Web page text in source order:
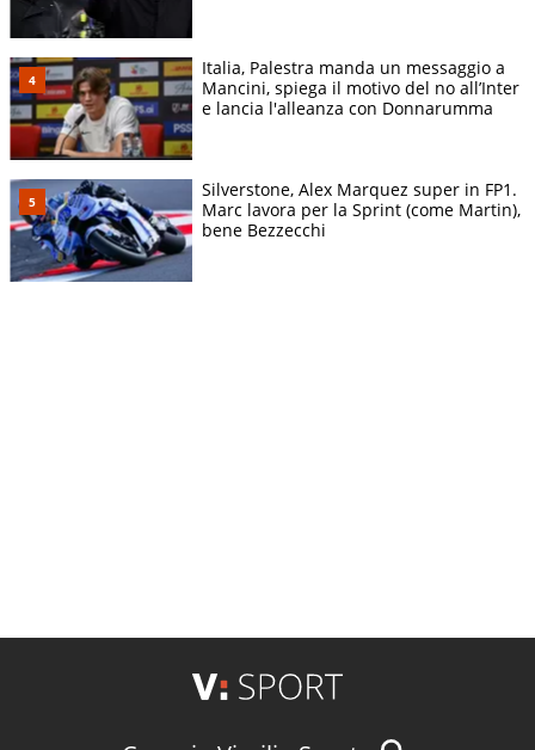
Italia, Palestra manda un messaggio a
Mancini, spiega il motivo del no all’Inter
e lancia l'alleanza con Donnarumma
Silverstone, Alex Marquez super in FP1.
Marc lavora per la Sprint (come Martin),
bene Bezzecchi